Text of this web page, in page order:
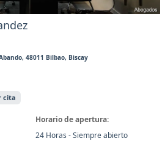
48011 Bilbao, Biscay
cita
Horario de apertura:
24 Horas - Siempre abierto